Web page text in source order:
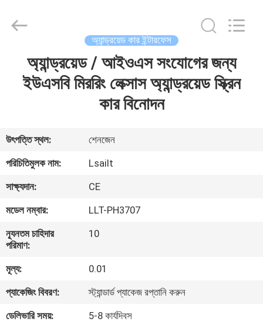
ভিডিও
সম্পর্কে
কারখানা
মান
নিয়ন্ত্রণ
Electron
Co.,Ltd.
অ্যান্ড্রয়েড কার ইন্টারফেস
অ্যান্ড্রয়েড / আইওএস সংযোগের জন্য
ইউএসবি মিররিং লেক্সাস অ্যান্ড্রয়েড স্ক্রিন
কার বিনোদন
উৎপত্তি স্থল:
শেনজেন
পরিচিতিমুলক নাম:
Lsailt
সাক্ষ্যদান:
CE
মডেল নম্বার:
LLT-PH3707
ন্যূনতম চাহিদার
পরিমাণ:
10
মূল্য:
0.01
প্যাকেজিং বিবরণ:
স্ট্যান্ডার্ড প্যাকেজ রপ্তানি করুন
ডেলিভারি সময়:
5-8 কার্যদিবস